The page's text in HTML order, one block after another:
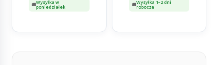
Wysyłka w
poniedziałek
Wysyłka 1–2 dni
robocze